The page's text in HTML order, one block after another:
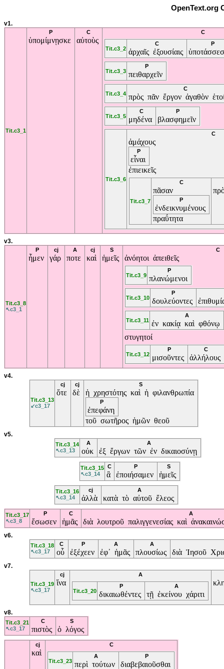
OpenText.org
v1.
Tit.c3_1
P
ὑπομίμνῃσκε
C
αὐτοὺς
C
Tit.c3_2
C
ἀρχαῖς ἐξουσίαις
P
Tit.c3_3
P
πειθαρχεῖν
Tit.c3_4
C
πρὸς πᾶν ἔργον ἀγαθὸν
Tit.c3_5
C
μηδένα
P
βλασφημεῖν
Tit.c3_6
C
ἀμάχους
P
εἶναι
ἐπιεικεῖς
Tit.c3_7
C
πᾶσαν
P
ἐνδεικνυμένους
πραΰτητα
v3.
Tit.c3_8
↖c3_1
P
ἦμεν
cj
γάρ
A
ποτε
cj
καὶ
S
ἡμεῖς
C
ἀνόητοι ἀπειθεῖς
Tit.c3_9
P
πλανώμενοι
Tit.c3_10
P
δουλεύοντες
Tit.c3_11
A
ἐν κακίᾳ καὶ φθόνῳ
στυγητοί
Tit.c3_12
P
μισοῦντες
C
ἀλλήλους
v4.
Tit.c3_13
↙c3_17
cj
ὅτε
cj
δὲ
S
ἡ χρηστότης καὶ ἡ φιλανθρωπία
P
ἐπεφάνη
τοῦ σωτῆρος ἡμῶν θεοῦ
v5.
Tit.c3_14
↖c3_13
A
οὐκ
A
ἐξ ἔργων τῶν ἐν δικαιοσύνῃ
Tit.c3_15
↖c3_14
C
ἃ
P
ἐποιήσαμεν
S
ἡμεῖς
Tit.c3_16
↖c3_14
cj
ἀλλὰ
A
κατὰ τὸ αὐτοῦ ἔλεος
Tit.c3_17
↖c3_8
P
ἔσωσεν
C
ἡμᾶς
A
διὰ λουτροῦ παλιγγενεσίας καὶ
v6.
Tit.c3_18
↖c3_17
C
οὗ
P
ἐξέχεεν
A
ἐφ᾽ ἡμᾶς
A
πλουσίως διὰ Ἰησοῦ
v7.
Tit.c3_19
↖c3_17
cj
ἵνα
A
Tit.c3_20
P
δικαιωθέντες
A
τῇ ἐκείνου χάριτι
v8.
Tit.c3_21
↖c3_17
C
πιστὸς
S
ὁ λόγος
cj
καὶ
C
Tit.c3_23
A
περὶ τούτων
P
διαβεβαιοῦσθαι